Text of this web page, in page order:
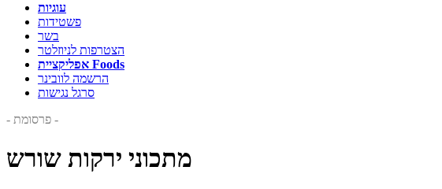
עוגיות
פשטידות
בשר
הצטרפות לניוזלטר
אפליקציית Foods
הרשמה לוובינר
סרגל נגישות
- פרסומת -
מתכוני ירקות שורש